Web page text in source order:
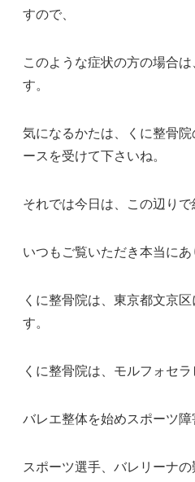
すので、
このような症状の方の場合
す。
気になるかたは、くに整骨
ースを受けて下さいね。
それでは今日は、この辺りで
いつもご覧いただき本当にあ
くに整骨院は、東京都文京
す。
くに整骨院は、モルフォセラ
バレエ整体を始めスポーツ障
スポーツ選手、バレリーナ